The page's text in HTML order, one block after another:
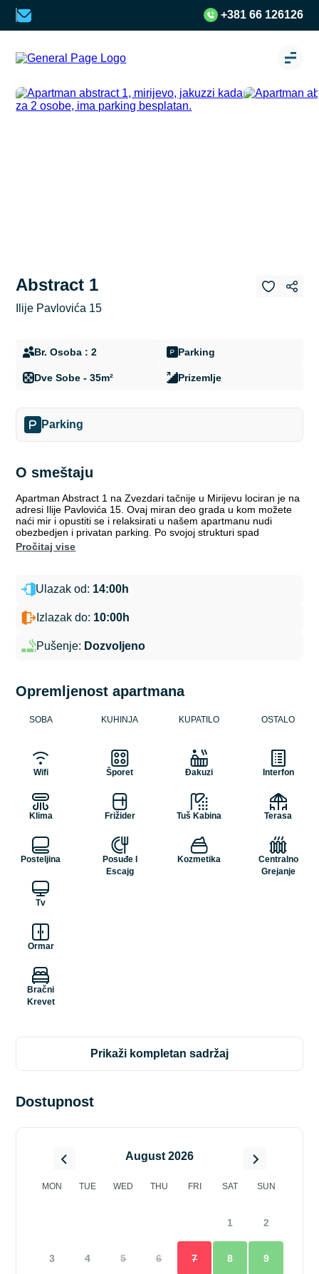
+381 66 126126
Abstract 1
Ilije Pavlovića 15
Br. Osoba : 2 Parking
Dve Sobe - 35m² Prizemlje
Parking
O smeštaju
Apartman Abstract 1 na Zvezdari tačnije u Mirijevu lociran je na
adresi Ilije Pavlovića 15. Ovaj miran deo grada u kom možete
naći mir i opustiti se i relaksirati u našem apartmanu nudi
obezbedjen i privatan parking. Po svojoj strukturi spad
pročitaj vise
Ulazak od: 14:00h
Izlazak do: 10:00h
Pušenje: Dozvoljeno
Opremljenost apartmana
SOBA
Wifi
Klima
Posteljina
Tv
Ormar
Bračni
Krevet
KUHINJA
Šporet
Frižider
Posuđe I
Escajg
KUPATILO
Đakuzi
Tuš Kabina
Kozmetika
OSTALO
Interfon
Terasa
Centralno
Grejanje
prikaži kompletan sadržaj
Dostupnost
August 2026
MON TUE WED THU FRI SAT SUN
1 2
3 4 5 6 7 8 9